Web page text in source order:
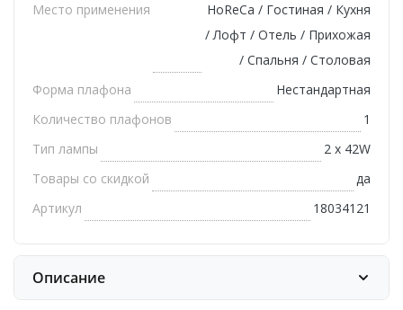
Место применения
HoReCa / Гостиная / Кухня
/ Лофт / Отель / Прихожая
/ Спальня / Столовая
Форма плафона
Нестандартная
Количество плафонов
1
Тип лампы
2 х 42W
Товары со скидкой
да
Артикул
18034121
Описание